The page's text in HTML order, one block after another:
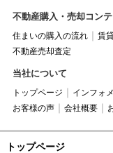
不動産購入・売却コン
住まいの購入の流れ 賃
不動産売却査定
当社について
トップページ インフォ
お客様の声
会社概要
トップページ